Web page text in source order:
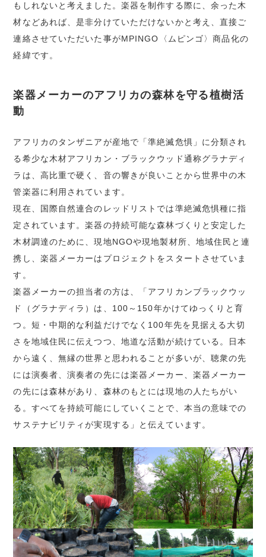
もしれないと考えました。楽器を制作する際に、余った木
材などあれば、是非分けていただけないかと考え、直接ご
連絡させていただいた事がMPINGO〈ムピンゴ〉商品化の
経緯です。
楽器メーカーのアフリカの森林を守る植樹活
動
アフリカのタンザニアが産地で「準絶滅危惧」に分類され
る希少な木材アフリカン・ブラックウッド通称グラナディ
ラは、高比重で硬く、音の響きが良いことから世界中の木
管楽器に利用されています。
現在、国際自然連合のレッドリストでは準絶滅危惧種に指
定されています。楽器の持続可能な森林づくりと安定した
木材調達のために、現地NGOや現地製材所、地域住民と連
携し、楽器メーカーはプロジェクトをスタートさせていま
す。
楽器メーカーの担当者の方は、「アフリカンブラックウッ
ド（グラナディラ）は、100～150年かけてゆっくりと育
つ。短・中期的な利益だけでなく100年先を見据える大切
さを地域住民に伝えつつ、地道な活動が続けている。日本
から遠く、無縁の世界と思われることが多いが、聴衆の先
には演奏者、演奏者の先には楽器メーカー、楽器メーカー
の先には森林があり、森林のもとには現地の人たちがい
る。すべてを持続可能にしていくことで、本当の意味での
サステナビリティが実現する」と伝えています。